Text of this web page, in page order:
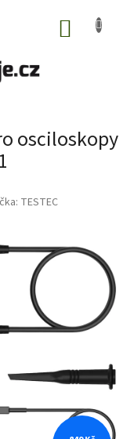
osciloskopy
TESTEC